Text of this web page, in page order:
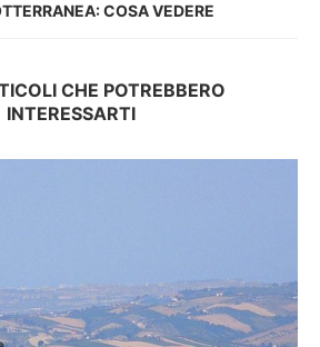
COSA VEDERE
CHE POTREBBERO
INTERESSARTI